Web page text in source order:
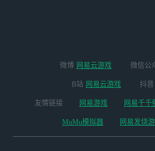
微博 网易云游戏 微信公
B站 网易云游戏 抖音
友情链接 网易游戏 网易千千
MuMu模拟器 网易发烧